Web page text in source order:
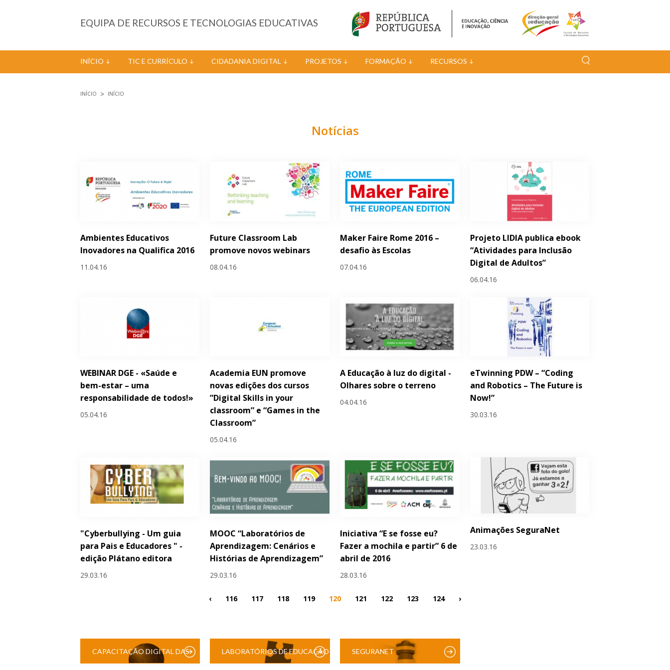
EQUIPA DE RECURSOS E TECNOLOGIAS EDUCATIVAS
INÍCIO TIC E CURRÍCULO CIDADANIA DIGITAL PROJETOS FORMAÇÃO RECURSOS
INÍCIO INÍCIO
Notícias
Ambientes Educativos
Inovadores na Qualifica 2016
11.04.16
Future Classroom Lab
promove novos webinars
08.04.16
Maker Faire Rome 2016 –
desafio às Escolas
07.04.16
Projeto LIDIA publica ebook
“Atividades para Inclusão
Digital de Adultos”
06.04.16
WEBINAR DGE - «Saúde e
bem-estar – uma
responsabilidade de todos!»
05.04.16
Academia EUN promove
novas edições dos cursos
”Digital Skills in your
classroom” e “Games in the
Classroom”
05.04.16
A Educação à luz do digital -
Olhares sobre o terreno
04.04.16
eTwinning PDW – “Coding
and Robotics – The Future is
Now!”
30.03.16
"Cyberbullying - Um guia
para Pais e Educadores " -
edição Plátano editora
29.03.16
MOOC “Laboratórios de
Aprendizagem: Cenários e
Histórias de Aprendizagem”
29.03.16
Iniciativa “E se fosse eu?
Fazer a mochila e partir” 6 de
abril de 2016
28.03.16
Animações SeguraNet
23.03.16
Páginas
‹ 116 117 118 119 120 121 122 123 124 ›
CAPACITAÇÃO DIGITAL DAS LABORATÓRIOS DE EDUCAÇÃO SEGURANET